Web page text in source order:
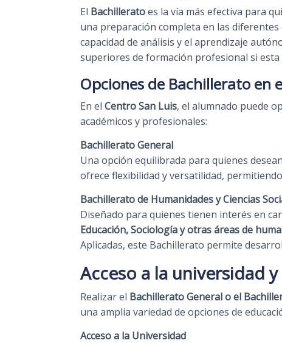
El Bachilleratoes la vía más efectiva para
una preparación completa en las
capacidad de análisis y el aprendizaje
superiores de formación profesional si esta
Opciones de Bachillerato en
En el Centro San Luis, el alumnado puede
académicos y profesionales:
Bachillerato General
Una opción equilibrada para quienes
ofrece flexibilidad y versatilidad,
Bachillerato de Humanidades y Ciencias
Diseñado para quienes tienen interés en
Educación, Sociología y otras áreas de
Aplicadas, este Bachillerato permite
Acceso a la universidad
Realizar el Bachillerato General o el
una amplia variedad de opciones de
Acceso a la Universidad